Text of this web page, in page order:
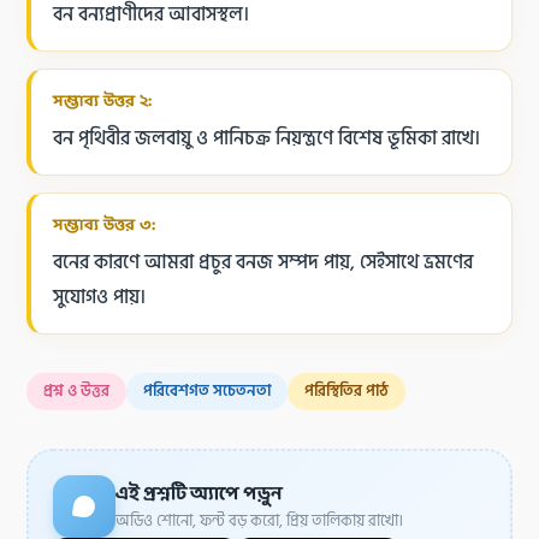
বন বন্যপ্রাণীদের আবাসস্থল।
সম্ভাব্য উত্তর ২:
বন পৃথিবীর জলবায়ু ও পানিচক্র নিয়ন্ত্রণে বিশেষ ভূমিকা রাখে।
সম্ভাব্য উত্তর ৩:
বনের কারণে আমরা প্রচুর বনজ সম্পদ পায়, সেইসাথে ভ্রমণের
সুযোগও পায়।
প্রশ্ন ও উত্তর পরিবেশগত সচেতনতা পরিস্থিতির পাঠ
এই প্রশ্নটি অ্যাপে পড়ুন
অডিও শোনো, ফন্ট বড় করো, প্রিয় তালিকায় রাখো।